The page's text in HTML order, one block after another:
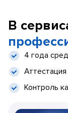
В
4 года
Контроль